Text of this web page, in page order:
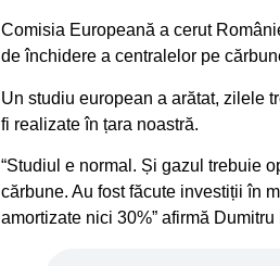
Comisia Europeană a cerut
de închidere a centralelor pe
Un studiu european a arătat, zilele
fi realizate în țara noastră.
“Studiul e normal. Și gazul trebuie
cărbune. Au fost făcute investiții în
amortizate nici 30%” afirmă